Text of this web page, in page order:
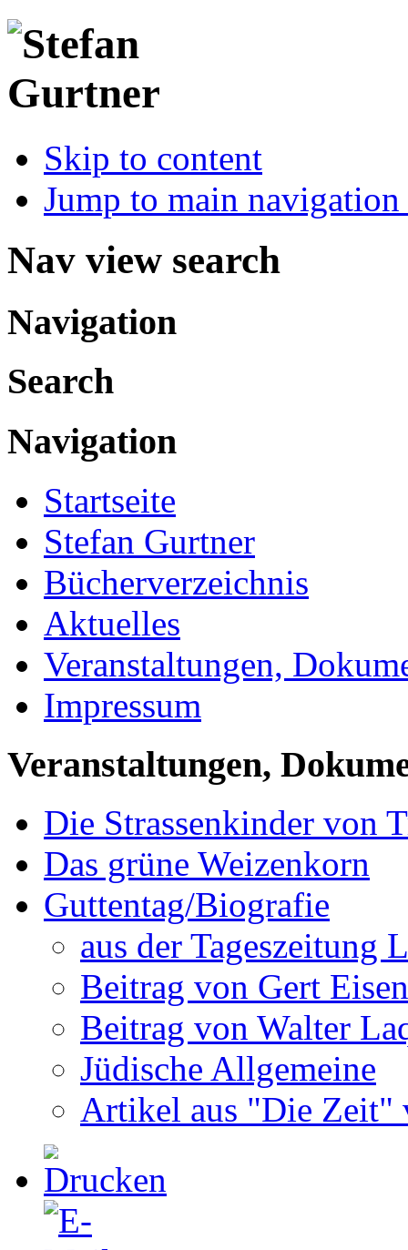
Skip to content
Jump to main
Nav view search
Navigation
Search
Navigation
Startseite
Stefan Gurtner
Bücherverzeichnis
Aktuelles
Veranstaltungen,
Impressum
Veranstaltungen,
Die Strassenkinder von
Das grüne Weizenkorn
Guttentag/Biografie
aus der Tageszeitung
Beitrag von Gert
Beitrag von Walter
Jüdische Allgemeine
Artikel aus "Die Zeit"